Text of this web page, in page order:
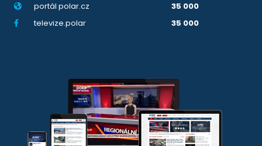
portál polar.cz
35 000
televize.polar
35 000